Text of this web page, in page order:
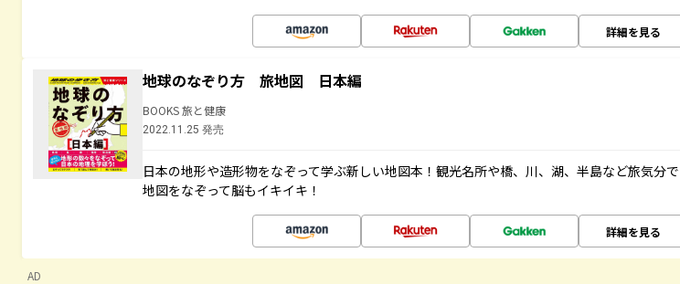
詳細を見る
地球のなぞり方 旅地図 日本編
BOOKS 旅と健康
2022.11.25 発売
日本の地形や造形物をなぞって学ぶ新しい地図本！観光名所や橋、川、湖、半島など旅気分で
地図をなぞって脳もイキイキ！
詳細を見る
AD